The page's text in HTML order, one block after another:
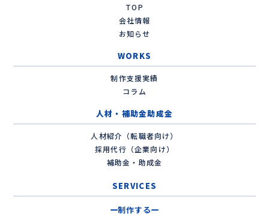
TOP
会社情報
お知らせ
WORKS
制作支援実績
コラム
人材・補助金助成金
人材紹介（転職者向け）
採用代行（企業向け）
補助金・助成金
SERVICES
制作する